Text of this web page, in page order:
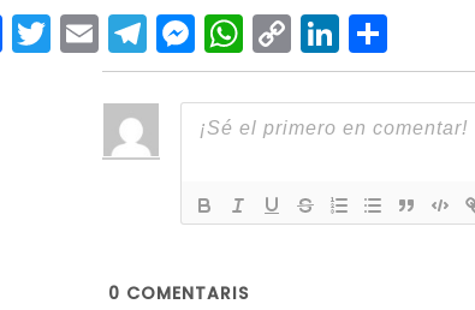
Facebook
Twitter
EmailTelegram
Messenger
WhatsApp
Copy
Link
LinkedIn
0 COMENTARIS